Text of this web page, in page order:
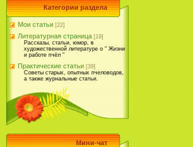
Категории раздела
Мои статьи [22]
Литературная страница [19]
Рассказы, статьи, юмор, в
художественной литературе о " Жизни
и работе пчёл "
Практические статьи [39]
Советы старых, опытных пчеловодов,
а также журнальные статьи.
Мини-чат